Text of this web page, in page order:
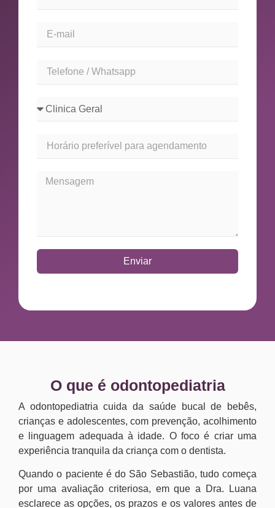
Enviar
O que é odontopediatria
A odontopediatria cuida da saúde bucal de bebês,
crianças e adolescentes, com prevenção, acolhimento
e linguagem adequada à idade. O foco é criar uma
experiência tranquila da criança com o dentista.
Quando o paciente é do São Sebastião, tudo começa
por uma avaliação criteriosa, em que a Dra. Luana
esclarece as opções, os prazos e os valores antes de